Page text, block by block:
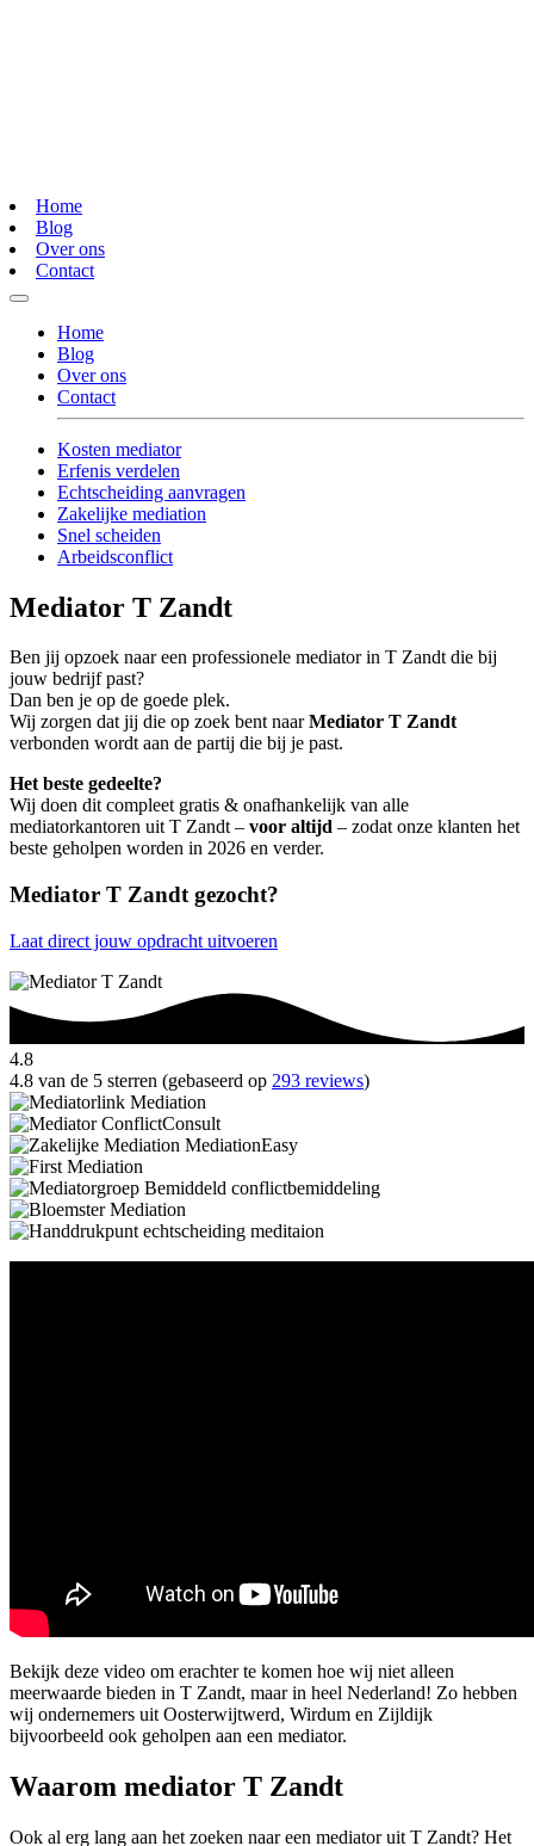
Home
Blog
Over ons
Contact
Home
Blog
Over ons
Contact
Kosten mediator
Erfenis verdelen
Echtscheiding aanvragen
Zakelijke mediation
Snel scheiden
Arbeidsconflict
Mediator T Zandt
Ben jij opzoek naar een professionele mediator in T Zandt die bij
jouw bedrijf past?
Dan ben je op de goede plek.
Wij zorgen dat jij die op zoek bent naarMediator T Zandt
verbonden wordt aan de partij die bij je past.
Het beste gedeelte?
Wij doen dit compleet gratis & onafhankelijk van alle
mediatorkantoren uit T Zandt – voor altijd – zodat onze klanten het
beste geholpen worden in 2026 en verder.
Mediator T Zandt gezocht?
Laat direct jouw opdracht uitvoeren
4.8
4.8 van de 5 sterren (gebaseerd op 293 reviews)
Bekijk deze video om erachter te komen hoe wij niet alleen
meerwaarde bieden in T Zandt, maar in heel Nederland! Zo hebben
wij ondernemers uit Oosterwijtwerd, Wirdum en Zijldijk
bijvoorbeeld ook geholpen aan een mediator.
Waarom mediator T Zandt
Ook al erg lang aan het zoeken naar een mediator uit T Zandt? Het